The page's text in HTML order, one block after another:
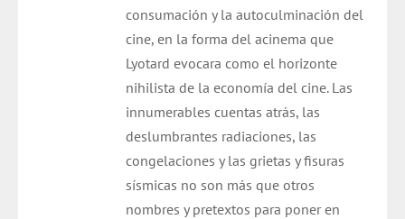
consumación y la autoculminación del
cine, en la forma del acinema que
Lyotard evocara como el horizonte
nihilista de la economía del cine. Las
innumerables cuentas atrás, las
deslumbrantes radiaciones, las
congelaciones y las grietas y fisuras
sísmicas no son más que otros
nombres y pretextos para poner en